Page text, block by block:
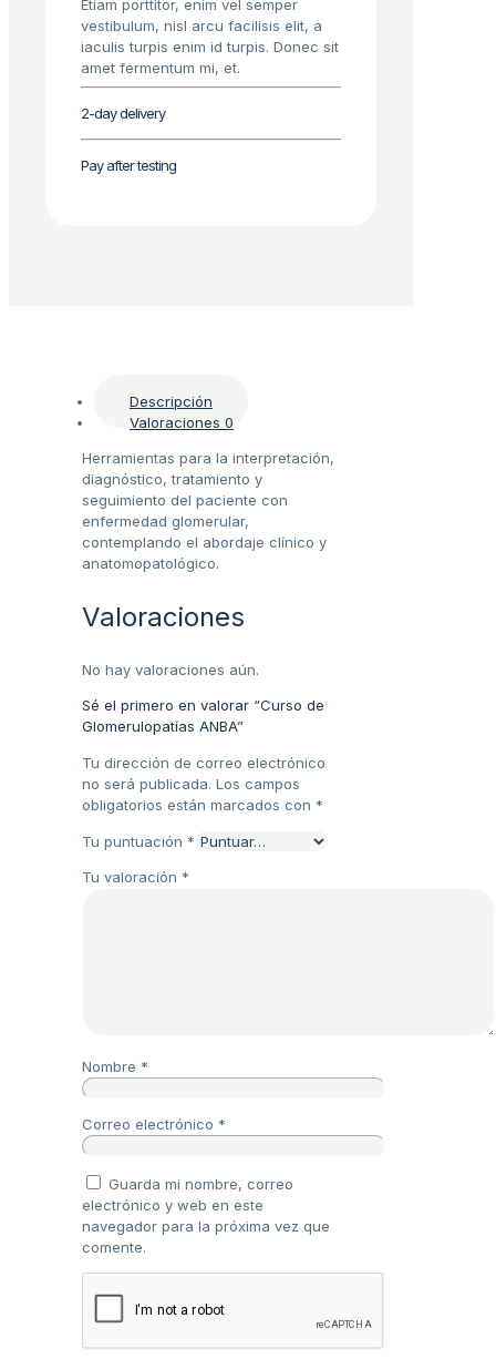
Etiam porttitor, enim vel semper
vestibulum, nisl arcu facilisis elit, a
iaculis turpis enim id turpis. Donec sit
amet fermentum mi, et.
2-day delivery
Pay after testing
Descripción
Valoraciones 0
Herramientas para la interpretación,
diagnóstico, tratamiento y
seguimiento del paciente con
enfermedad glomerular,
contemplando el abordaje clínico y
anatomopatológico.
Valoraciones
No hay valoraciones aún.
Sé el primero en valorar “Curso de
Glomerulopatías ANBA”
Tu dirección de correo electrónico
no será publicada. Los campos
obligatorios están marcados con *
Tu puntuación *
Tu valoración *
Nombre *
Correo electrónico *
Guarda mi nombre, correo
electrónico y web en este
navegador para la próxima vez que
comente.